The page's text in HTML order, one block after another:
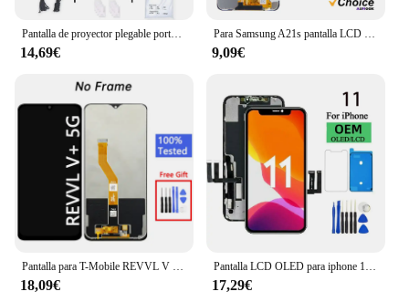
Pantalla de proyector plegable portátil para cine en casa, pantallas de proyección de doble cara para interior y exterior, 100, 133 pulgadas
14,69€
Para Samsung A21s pantalla LCD pantalla táctil Digiziter montaje pantalla para Samsung A217 con marco pantalla LCD
9,09€
Pantalla para T-Mobile REVVL V + 5G Pantalla LCD MONTAJE DE digitalizador con Pantalla táctil reemplazar para T Mobile REVVL V + 5G LCD
18,09€
Pantalla LCD OLED para iphone 11, montaje de digitalizador con Pantalla táctil, repuesto
17,29€